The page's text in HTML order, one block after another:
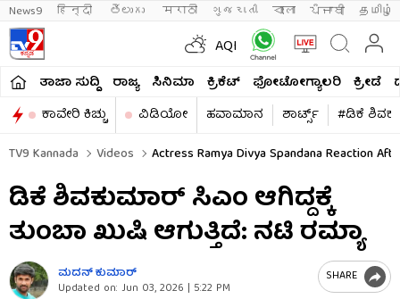
News9 हिन्दी తెలుగు मराठी ગુજરાતી বাংলা ਪੰਜਾਬੀ தமிழ்
AQI
ತಾಜಾ ಸುದ್ದಿ ರಾಜ್ಯ ಸಿನಿಮಾ ಕ್ರಿಕೆಟ್​ ಫೋಟೋಗ್ಯಾಲರಿ ಕ್ರೀಡೆ
ಕಾವೇರಿ ಕಿಚ್ಚು
ವಿಡಿಯೋ ಹವಾಮಾನ ಶಾರ್ಟ್ಸ್​
#ಡಿಕೆ
TV9 Kannada
Videos Actress Ramya Divya Spandana Reaction
ಡಿಕೆ ಶಿವಕುಮಾರ್ ಸಿಎಂ ಆಗಿದ್ದಕ್ಕೆ
ತುಂಬಾ ಖುಷಿ ಆಗುತ್ತಿದೆ: ನಟಿ ರಮ್ಯಾ
ಮದನ್​ ಕುಮಾರ್​
Updated on: Jun 03, 2026 | 5:22 PM
SHARE